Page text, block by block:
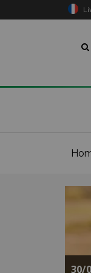
30/